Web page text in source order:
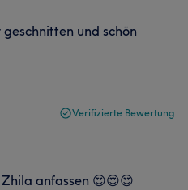
und schön
Verifizierte Bewertung
anfassen 😍😍😍